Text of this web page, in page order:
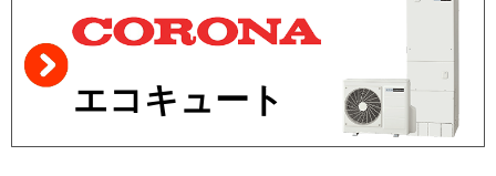
エコキュート